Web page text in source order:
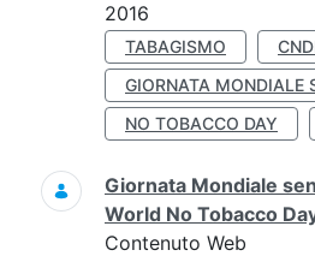
2016
TABAGISMO
GIORNATA MONDIALE
NO TOBACCO DAY
Giornata Mondiale
World No Tobacco
Contenuto Web